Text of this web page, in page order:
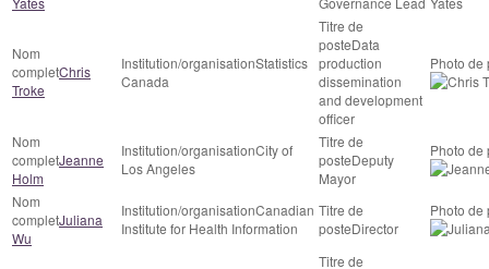
Chris
Troke
Statistics
Canada
Data
production
dissemination
and development
officer
Jeanne
Holm
City of
Los Angeles
Deputy
Mayor
Juliana
Wu
Canadian
Institute for Health Information
Director